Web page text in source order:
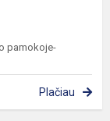
pamokoje-
Plačiau